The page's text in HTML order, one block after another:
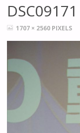
DSC09171
FULL1707 × 2560 PIXELS